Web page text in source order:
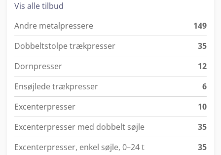
Vis alle tilbud
Andre metalpressere
149
Dobbeltstolpe trækpresser
35
Dornpresser
12
Ensøjlede trækpresser
6
Excenterpresser
10
Excenterpresser med dobbelt søjle
35
Excenterpresser, enkel søjle, 0–24 t
35